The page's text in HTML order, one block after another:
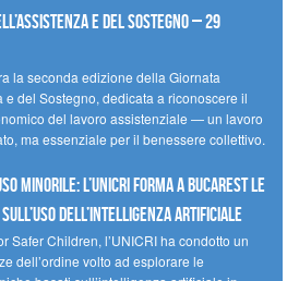
e del sostegno – 29
la seconda edizione della Giornata
e del Sostegno, dedicata a riconoscere il
del lavoro assistenziale — un lavoro
ma essenziale per il benessere collettivo.
minorile: l’UNICRI forma a Bucarest le
sull’uso dell’Intelligenza Artificiale
Safer Children, l’UNICRI ha condotto un
dell’ordine volto ad esplorare le